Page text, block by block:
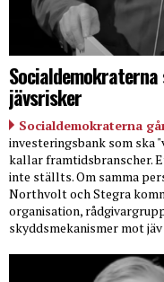
jävsrisker
Socialdemokraterna
investeringsbank som ska
kallar framtidsbranscher.
inte ställts. Om samma
Northvolt och Stegra
organisation,
skyddsmekanismer mot